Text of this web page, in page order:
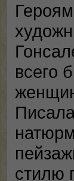
всего
стилю